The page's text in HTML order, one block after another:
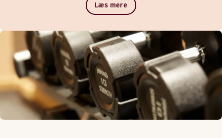
Læs mere